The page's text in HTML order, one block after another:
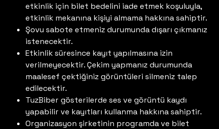
etkinlik için bilet bedelini iade etmek koşuluyla,
etkinlik mekanına kişiyi almama hakkına sahiptir.
Şovu sabote etmeniz durumunda dışarı çıkmanız
istenecektir.
Etkinlik süresince kayıt yapılmasına izin
verilmeyecektir. Çekim yapmanız durumunda
maalesef çektiğiniz görüntüleri silmeniz talep
edilecektir.
TuzBiber gösterilerde ses ve görüntü kaydı
yapabilir ve kayıtları kullanma hakkına sahiptir.
Organizasyon şirketinin programda ve bilet